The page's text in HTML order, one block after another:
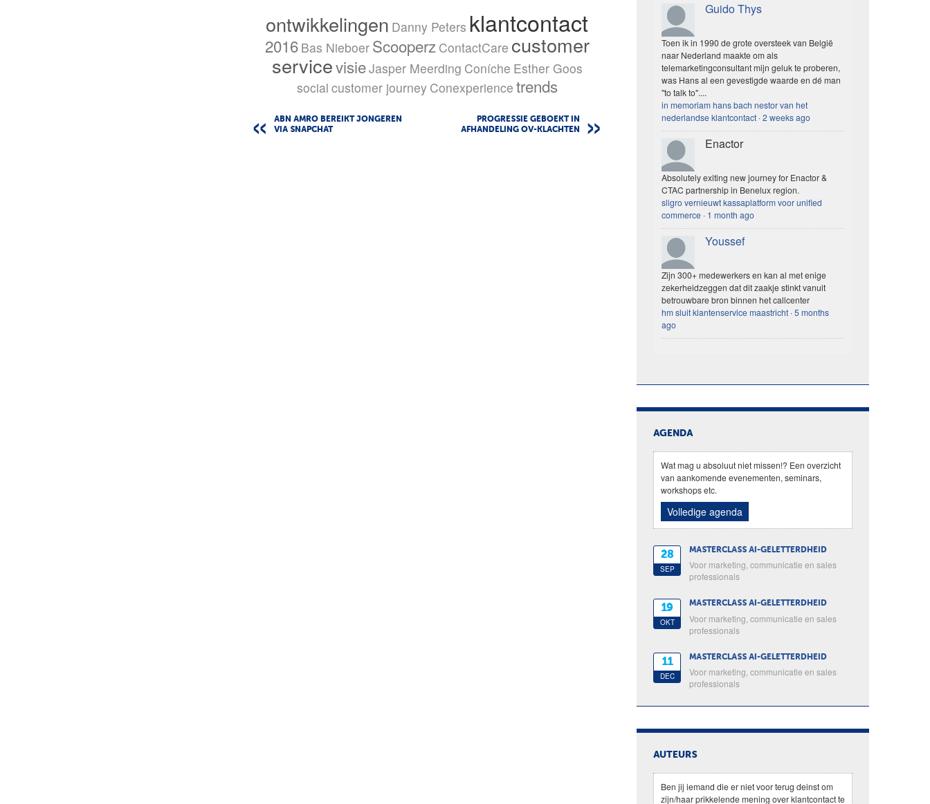
ontwikkelingen Danny Peters klantcontact
2016 Bas Nieboer Scooperz ContactCare customer
servicevisieJasper Meerding Coníche Esther Goos
social customer journey Conexperience trends
ABN AMRO BEREIKT JONGEREN
VIA SNAPCHAT
PROGRESSIE GEBOEKT IN
AFHANDELING OV-KLACHTEN
Guido Thys
Toen ik in 1990 de grote oversteek van België
naar Nederland maakte om als
telemarketingconsultant mijn geluk te proberen,
was Hans al een gevestigde waarde en dé man
"to talk to"....
in memoriam hans bach nestor van het
nederlandse klantcontact ·2 weeks ago
Enactor
Absolutely exiting new journey for Enactor &
CTAC partnership in Benelux region.
sligro vernieuwt kassaplatform voor unified
commerce · 1 month ago
Youssef
Zijn 300+ medewerkers en kan al met enige
zekerheidzeggen dat dit zaakje stinkt vanuit
betrouwbare bron binnen het callcenter
hm sluit klantenservice maastricht ·5 months
ago
AGENDA
Wat mag u absoluut niet missen!? Een overzicht
van aankomende evenementen, seminars,
workshops etc.
Volledige agenda
28
SEP
MASTERCLASS AI-GELETTERDHEID
Voor marketing, communicatie en sales
professionals
19
OKT
MASTERCLASS AI-GELETTERDHEID
Voor marketing, communicatie en sales
professionals
11
DEC
MASTERCLASS AI-GELETTERDHEID
Voor marketing, communicatie en sales
professionals
AUTEURS
Ben jij iemand die er niet voor terug deinst om
zijn/haar prikkelende mening over klantcontact te